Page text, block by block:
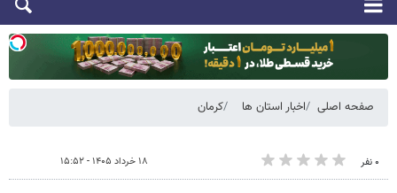
صفحه اصلی اخبار استان ها کرمان
۰ نفر ۱۸ خرداد ۱۴۰۵ - ۱۵:۵۲